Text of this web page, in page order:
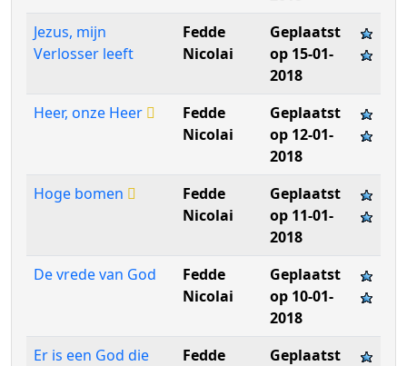
Jezus, mijn
Verlosser leeft
Fedde
Nicolai
Geplaatst
op 15-01-
2018
Heer, onze Heer
Fedde
Nicolai
Geplaatst
op 12-01-
2018
Hoge bomen
Fedde
Nicolai
Geplaatst
op 11-01-
2018
De vrede van God
Fedde
Nicolai
Geplaatst
op 10-01-
2018
Er is een God die
Fedde
Geplaatst